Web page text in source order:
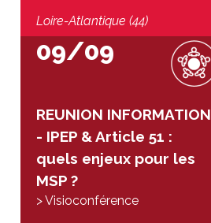
Loire-Atlantique (44)
09/09
REUNION INFORMATION
- IPEP & Article 51 :
quels enjeux pour les
MSP ?
> Visioconférence